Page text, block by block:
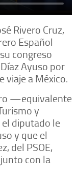
Rivero Cruz,
Español
congreso
Ayuso por
viaje a México.
—equivalente
y
diputado le
y que el
del PSOE,
con la